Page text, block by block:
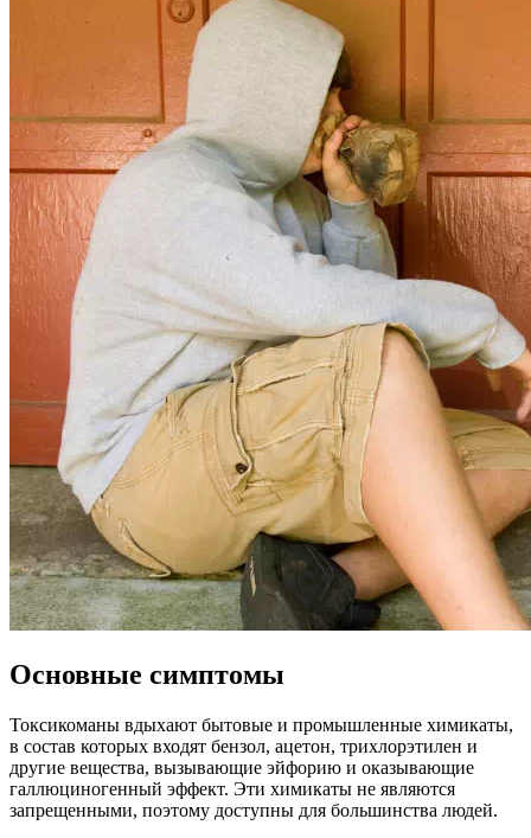
Основные симптомы
Токсикоманы вдыхают бытовые и промышленные химикаты,
в состав которых входят бензол, ацетон, трихлорэтилен и
другие вещества, вызывающие эйфорию и оказывающие
галлюциногенный эффект. Эти химикаты не являются
запрещенными, поэтому доступны для большинства людей.